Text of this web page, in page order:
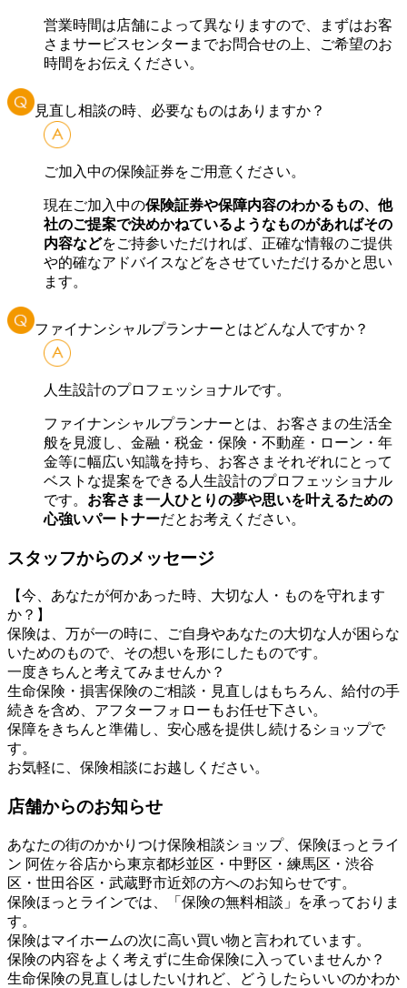
営業時間は店舗によって異なりますので、まずはお客
さまサービスセンターまでお問合せの上、ご希望のお
時間をお伝えください。
見直し相談の時、必要なものはありますか？
ご加入中の保険証券をご用意ください。
現在ご加入中の保険証券や保障内容のわかるもの、他
社のご提案で決めかねているようなものがあればその
内容などをご持参いただければ、正確な情報のご提供
や的確なアドバイスなどをさせていただけるかと思い
ます。
ファイナンシャルプランナーとはどんな人ですか？
人生設計のプロフェッショナルです。
ファイナンシャルプランナーとは、お客さまの生活全
般を見渡し、金融・税金・保険・不動産・ローン・年
金等に幅広い知識を持ち、お客さまそれぞれにとって
ベストな提案をできる人生設計のプロフェッショナル
です。 お客さま一人ひとりの夢や思いを叶えるための
心強いパートナーだとお考えください。
スタッフからのメッセージ
【今、あなたが何かあった時、大切な人・ものを守れます
か？】
保険は、万が一の時に、ご自身やあなたの大切な人が困らな
いためのもので、その想いを形にしたものです。
一度きちんと考えてみませんか？
生命保険・損害保険のご相談・見直しはもちろん、給付の手
続きを含め、アフターフォローもお任せ下さい。
保障をきちんと準備し、安心感を提供し続けるショップで
す。
お気軽に、保険相談にお越しください。
店舗からのお知らせ
あなたの街のかかりつけ保険相談ショップ、保険ほっとライ
ン 阿佐ヶ谷店から東京都杉並区・中野区・練馬区・渋谷
区・世田谷区・武蔵野市近郊の方へのお知らせです。
保険ほっとラインでは、「保険の無料相談」を承っておりま
す。
保険はマイホームの次に高い買い物と言われています。
保険の内容をよく考えずに生命保険に入っていませんか？
生命保険の見直しはしたいけれど、どうしたらいいのかわか